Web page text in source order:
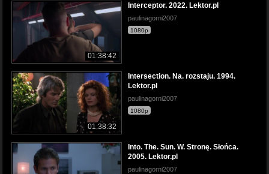
01:38:42
Interceptor. 2022. Lektor.pl
paulinagorni2007
1080p
01:38:32
Intersection. Na. rozstaju. 1994.
Lektor.pl
paulinagorni2007
1080p
Into. The. Sun. W. Stronę. Słońca.
2005. Lektor.pl
paulinagorni2007